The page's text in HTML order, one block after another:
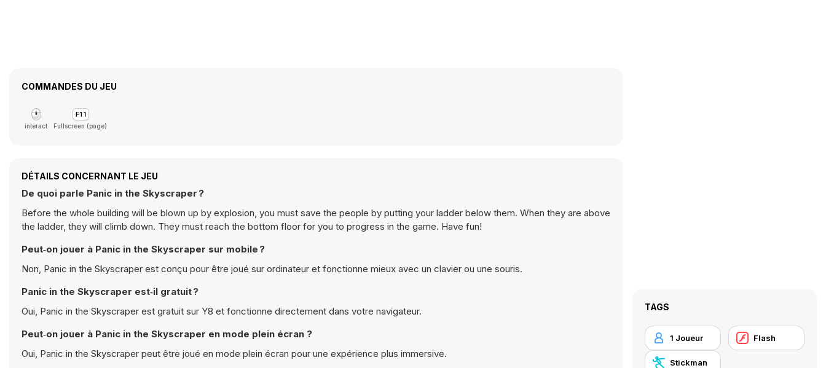
COMMANDES DU JEU
interact Fullscreen (page)
DÉTAILS CONCERNANT LE JEU
De quoi parle Panic in the Skyscraper ?
Before the whole building will be blown up by explosion, you must save the people by putting your ladder below them. When they are above
the ladder, they will climb down. They must reach the bottom floor for you to progress in the game. Have fun!
Peut‑on jouer à Panic in the Skyscraper sur mobile ?
Non, Panic in the Skyscraper est conçu pour être joué sur ordinateur et fonctionne mieux avec un clavier ou une souris.
Panic in the Skyscraper est‑il gratuit ?
Oui, Panic in the Skyscraper est gratuit sur Y8 et fonctionne directement dans votre navigateur.
Peut‑on jouer à Panic in the Skyscraper en mode plein écran ?
Oui, Panic in the Skyscraper peut être joué en mode plein écran pour une expérience plus immersive.
TAGS
1 Joueur Flash
Stickman